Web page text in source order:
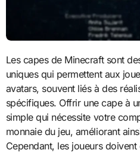
Les capes de Minecraft sont des objets cosmétiques
uniques qui permettent aux
avatars, souvent liés à des
spécifiques. Offrir une cape à
simple qui nécessite votre
monnaie du jeu, améliorant
Cependant, les joueurs